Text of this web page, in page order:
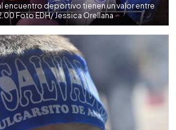
encuentro deportivo tienen un valor entre
Foto EDH/ Jessica Orellana